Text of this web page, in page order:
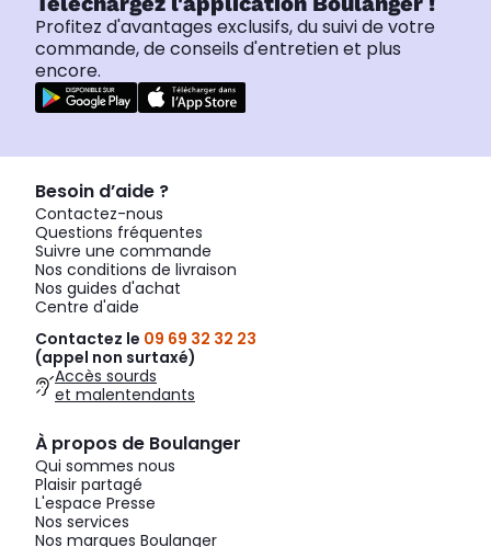
Profitez d'avantages exclusifs, du suivi de votre
commande, de conseils d'entretien et plus
encore.
Besoin d’aide ?
Contactez-nous
Questions fréquentes
Suivre une commande
Nos conditions de livraison
Nos guides d'achat
Centre d'aide
Contactez le 09 69 32 32 23
(appel non surtaxé)
Accès sourds
et malentendants
À propos de Boulanger
Qui sommes nous
Plaisir partagé
L'espace Presse
Nos services
Nos marques Boulanger